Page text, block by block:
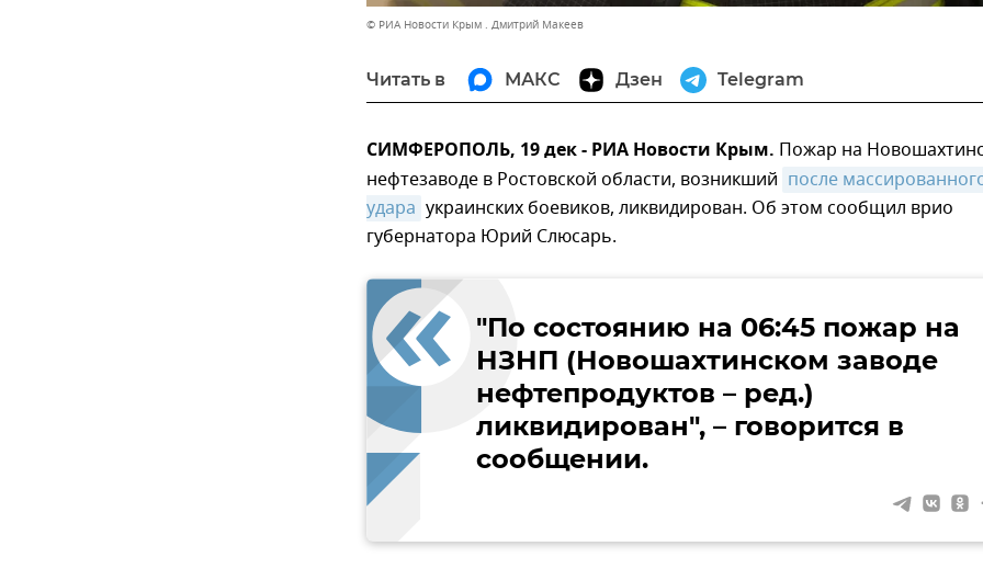
© РИА Новости Крым . Дмитрий Макеев
Читать в МАКС Дзен Telegram
СИМФЕРОПОЛЬ, 19 дек - РИА Новости Крым. Пожар на
нефтезаводе в Ростовской области, возникший после
удара украинских боевиков, ликвидирован. Об этом сообщил врио
губернатора Юрий Слюсарь.
"По состоянию на 06:45 пожар на
НЗНП (Новошахтинском заводе
нефтепродуктов – ред.)
ликвидирован", – говорится в
сообщении.